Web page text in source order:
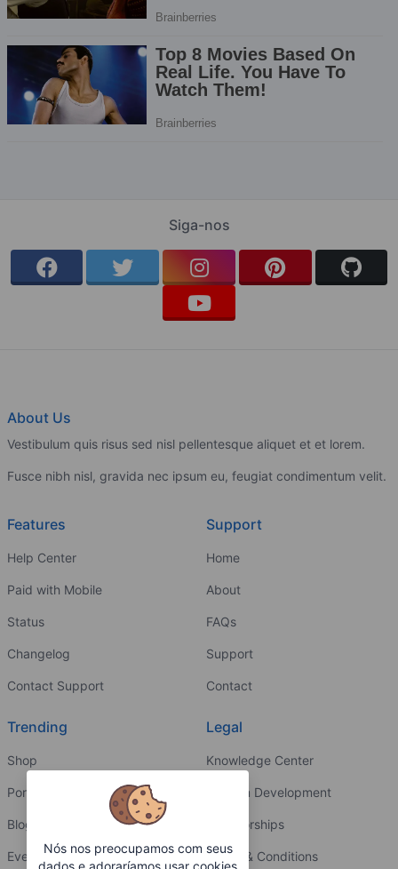
Siga-nos
About Us
Vestibulum quis risus sed nisl pellentesque aliquet et et lorem.
Fusce nibh nisl, gravida nec ipsum eu, feugiat condimentum velit.
Features
Help Center
Paid with Mobile
Status
Changelog
Contact Support
Support
Home
About
FAQs
Support
Contact
Trending
Shop
Portfolio
Blog
Events
Legal
Knowledge Center
Custom Development
Sponsorships
Terms & Conditions
Nós nos preocupamos com seus
dados e adoraríamos usar cookies